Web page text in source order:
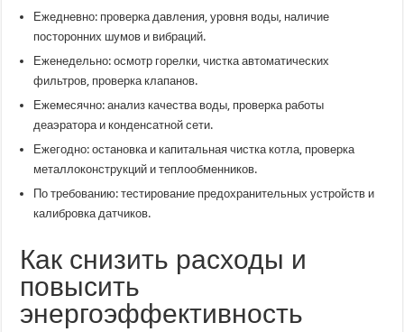
Ежедневно: проверка давления, уровня воды, наличие
посторонних шумов и вибраций.
Еженедельно: осмотр горелки, чистка автоматических
фильтров, проверка клапанов.
Ежемесячно: анализ качества воды, проверка работы
деаэратора и конденсатной сети.
Ежегодно: остановка и капитальная чистка котла, проверка
металлоконструкций и теплообменников.
По требованию: тестирование предохранительных устройств и
калибровка датчиков.
Как снизить расходы и
повысить
энергоэффективность